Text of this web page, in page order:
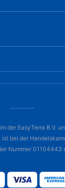
der EasyTerra B.V.
ist bei der
Nummer 01104443